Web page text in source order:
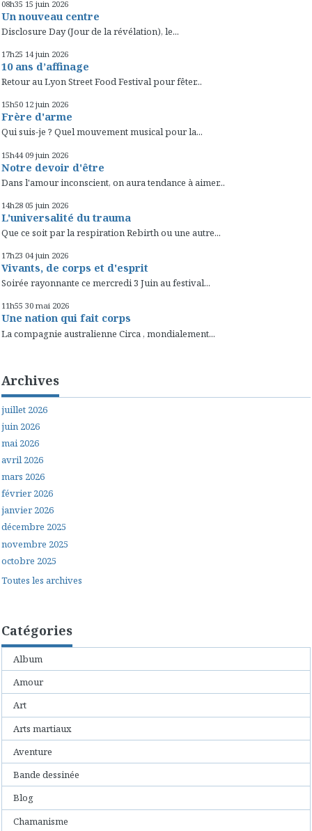
08h35 15 juin 2026
Un nouveau centre
Disclosure Day (Jour de la révélation), le...
17h25 14 juin 2026
10 ans d’affinage
Retour au Lyon Street Food Festival pour fêter...
15h50 12 juin 2026
Frère d'arme
Qui suis-je ? Quel mouvement musical pour la...
15h44 09 juin 2026
Notre devoir d'être
Dans l'amour inconscient, on aura tendance à aimer...
14h28 05 juin 2026
L'universalité du trauma
Que ce soit par la respiration Rebirth ou une autre...
17h23 04 juin 2026
Vivants, de corps et d'esprit
Soirée rayonnante ce mercredi 3 Juin au festival...
11h55 30 mai 2026
Une nation qui fait corps
La compagnie australienne Circa , mondialement...
Archives
juillet 2026
juin 2026
mai 2026
avril 2026
mars 2026
février 2026
janvier 2026
décembre 2025
novembre 2025
octobre 2025
Toutes les archives
Catégories
Album
Amour
Art
Arts martiaux
Aventure
Bande dessinée
Blog
Chamanisme